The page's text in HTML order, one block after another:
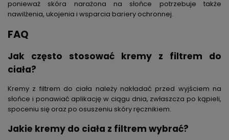
ponieważ skóra narażona na słońce potrzebuje także
nawilżenia, ukojenia i wsparcia bariery ochronnej.
FAQ
Jak często stosować kremy z filtrem do
ciała?
Kremy z filtrem do ciała należy nakładać przed wyjściem na
słońce i ponawiać aplikację w ciągu dnia, zwłaszcza po kąpieli,
spoceniu się oraz po osuszeniu skóry ręcznikiem.
Jakie kremy do ciała z filtrem wybrać?